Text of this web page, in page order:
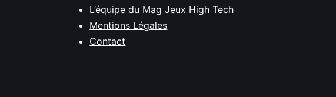
L’équipe du Mag Jeux High Tech
Mentions Légales
Contact